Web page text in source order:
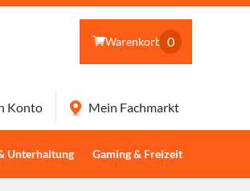
Warenkorb 0
Unterhaltung Gaming & Freizeit
Konto Mein Fachmarkt